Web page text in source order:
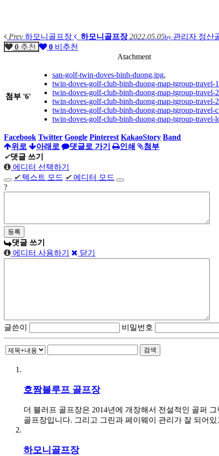
Prev 하모니골프장 하모니골프장 2022.05.05by 관리자 정산
0 추천 0 비추천
Atachment
첨부 '6'
san-golf-twin-doves-binh-duong.jpg,
twin-doves-golf-club-binh-duong-map-tgroup-travel-
twin-doves-golf-club-binh-duong-map-tgroup-travel-
twin-doves-golf-club-binh-duong-map-tgroup-travel-
twin-doves-golf-club-binh-duong-map-tgroup-travel-
twin-doves-golf-club-binh-duong-map-tgroup-travel-
Facebook Twitter Google Pinterest KakaoStory Band
위로
아래로 댓글로 가기 인쇄
첨부
✔댓글 쓰기
에디터 선택하기
✔ 텍스트 모드 ✔ 에디터 모드
?
댓글 쓰기
에디터 사용하기
닫기
글쓴이 비밀번호
검색
호짬블루프 골프장
더 블러프 골프장은 2014년에 개장해서 전설적인 골퍼
골프장입니다. 그리고 그린과 페이웨이 관리가 잘 되어
하모니골프장